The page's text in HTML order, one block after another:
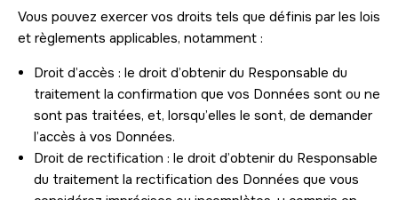
Vous pouvez exercer vos droits tels que définis par les lois
et règlements applicables, notamment :
Droit d’accès : le droit d’obtenir du Responsable du
traitement la confirmation que vos Données sont ou ne
sont pas traitées, et, lorsqu’elles le sont, de demander
l’accès à vos Données.
Droit de rectification : le droit d’obtenir du Responsable
du traitement la rectification des Données que vous